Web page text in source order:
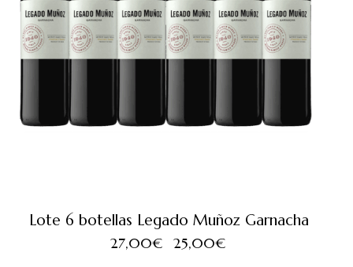
Lote 6 botellas Legado Muñoz Garnacha
27,00€ 25,00€